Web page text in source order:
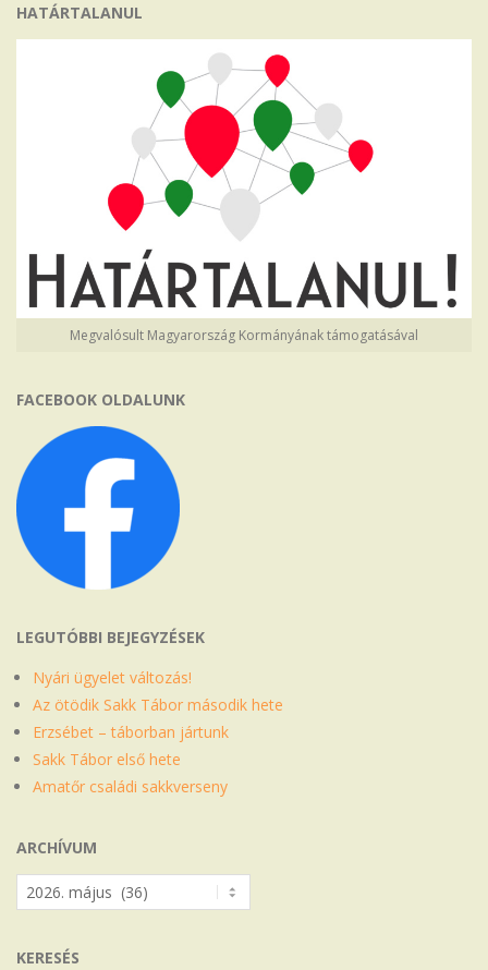
HATÁRTALANUL
Megvalósult Magyarország Kormányának támogatásával
FACEBOOK OLDALUNK
LEGUTÓBBI BEJEGYZÉSEK
Nyári ügyelet változás!
Az ötödik Sakk Tábor második hete
Erzsébet – táborban jártunk
Sakk Tábor első hete
Amatőr családi sakkverseny
ARCHÍVUM
Archívum
KERESÉS